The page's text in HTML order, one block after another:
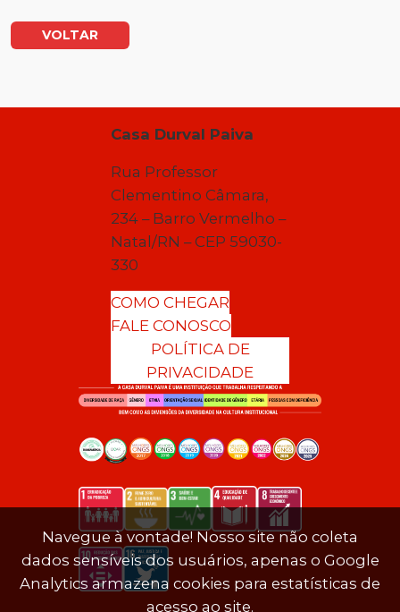
VOLTAR
Casa Durval Paiva
Rua Professor
Clementino Câmara,
234 – Barro Vermelho –
Natal/RN – CEP 59030-
330
COMO CHEGAR
FALE CONOSCO
POLÍTICA DE
PRIVACIDADE
Navegue à vontade! Nosso site não coleta
dados sensíveis dos usuários, apenas o Google
Analytics armazena cookies para estatísticas de
acesso ao site.